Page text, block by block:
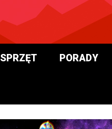
SPRZĘT PORADY